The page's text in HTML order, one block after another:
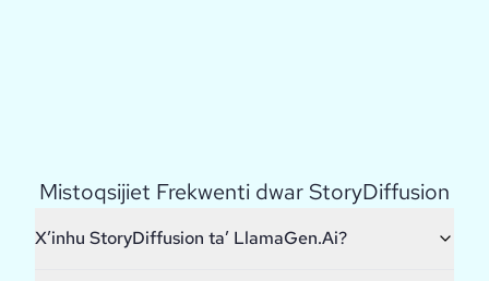
Mistoqsijiet Frekwenti dwar StoryDiffusion
X’inhu StoryDiffusion ta’ LlamaGen.Ai?